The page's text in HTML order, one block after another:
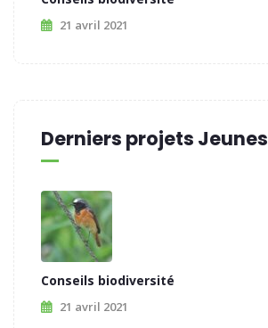
21 avril 2021
Derniers projets Jeunes
Conseils biodiversité
21 avril 2021